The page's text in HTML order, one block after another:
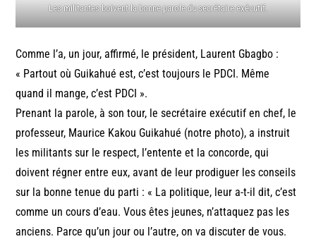
Les militantes boivent la bonne parole du secrétaire exécutif.
Comme l’a, un jour, affirmé, le président, Laurent Gbagbo :
« Partout où Guikahué est, c’est toujours le PDCI. Même
quand il mange, c’est PDCI ».
Prenant la parole, à son tour, le secrétaire exécutif en chef, le
professeur, Maurice Kakou Guikahué (notre photo), a instruit
les militants sur le respect, l’entente et la concorde, qui
doivent régner entre eux, avant de leur prodiguer les conseils
sur la bonne tenue du parti : « La politique, leur a-t-il dit, c’est
comme un cours d’eau. Vous êtes jeunes, n’attaquez pas les
anciens. Parce qu’un jour ou l’autre, on va discuter de vous.